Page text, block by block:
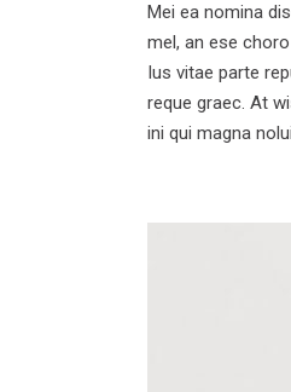
Mei ea nomina
mel, an ese
Ius vitae parte
reque graec. At
ini qui magna